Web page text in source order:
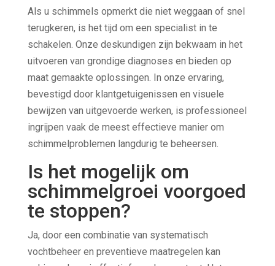
Als u schimmels opmerkt die niet weggaan of snel
terugkeren, is het tijd om een specialist in te
schakelen. Onze deskundigen zijn bekwaam in het
uitvoeren van grondige diagnoses en bieden op
maat gemaakte oplossingen. In onze ervaring,
bevestigd door klantgetuigenissen en visuele
bewijzen van uitgevoerde werken, is professioneel
ingrijpen vaak de meest effectieve manier om
schimmelproblemen langdurig te beheersen.
Is het mogelijk om
schimmelgroei voorgoed
te stoppen?
Ja, door een combinatie van systematisch
vochtbeheer en preventieve maatregelen kan